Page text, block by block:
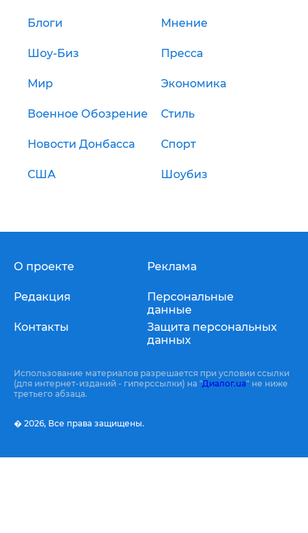
Блоги Мнение
Шоу-Биз Пресса
Мир Экономика
Военное Обозрение Стиль
Новости Донбасса Спорт
США Шоубиз
О проекте
Редакция
Контакты
Реклама
Персональные
данные
Защита персональных
данных
Использование материалов разрешается при условии ссылки
(для интернет-изданий - гиперссылки) на "Диалог.ua" не ниже
третьего абзаца.
� 2026, Все права защищены.